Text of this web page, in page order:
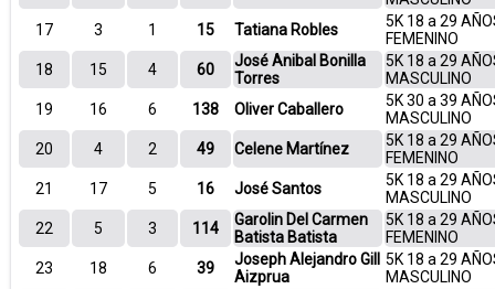
17
3 1 15 Tatiana Robles
5K 18 a 29
FEMENINO
18
15 4 60
José Anibal Bonilla
Torres
5K 18 a 29
MASCULINO
19
16 6 138 Oliver Caballero
5K 30 a 39
MASCULINO
20
4 2 49 Celene Martínez
5K 18 a 29
FEMENINO
21
17 5 16 José Santos
5K 18 a 29
MASCULINO
22
5 3 114
Garolin Del Carmen
Batista Batista
5K 18 a 29
FEMENINO
23
18 6 39
Joseph Alejandro Gill
Aizprua
5K 18 a 29
MASCULINO